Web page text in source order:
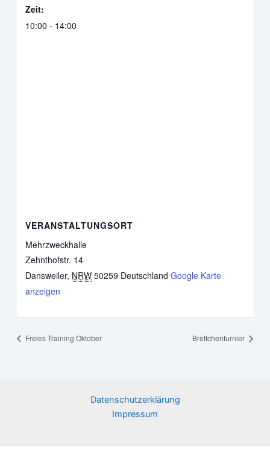
Zeit:
10:00 - 14:00
VERANSTALTUNGSORT
Mehrzweckhalle
Zehnthofstr. 14
Dansweiler, NRW 50259 Deutschland Google Karte
anzeigen
Freies Training Oktober Brettchenturnier
Datenschutzerklärung
Impressum